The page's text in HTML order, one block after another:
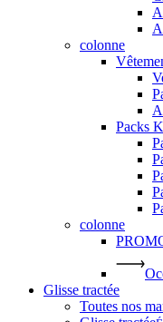
colonne
Packs
colonne
Glisse tractée
Toutes nos